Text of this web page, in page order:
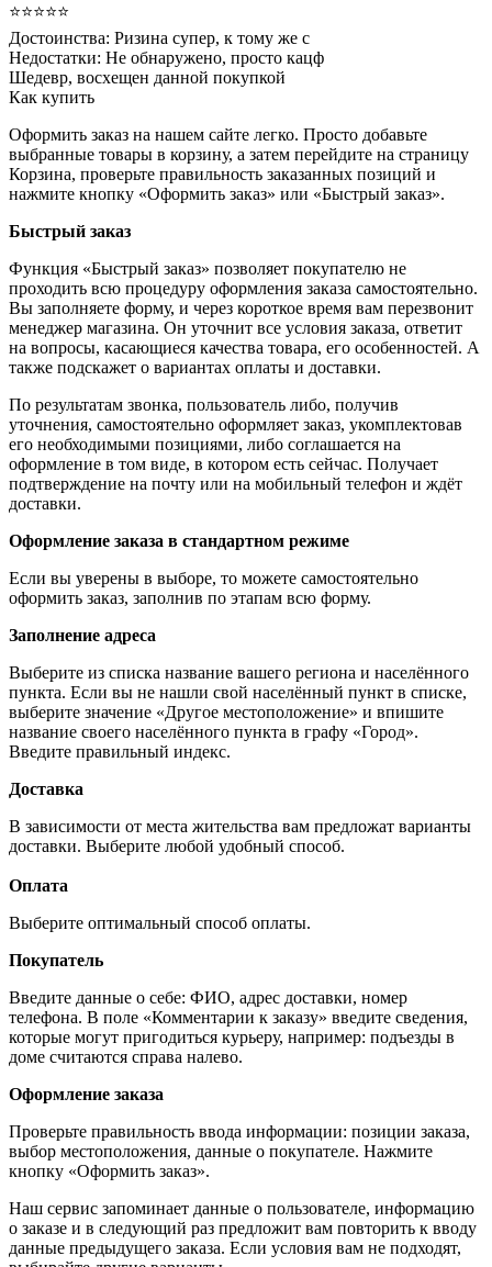
⭐⭐⭐⭐⭐
Достоинства: Ризина супер, к тому же с
Недостатки: Не обнаружено, просто кацф
Шедевр, восхещен данной покупкой
Как купить
Оформить заказ на нашем сайте легко. Просто добавьте
выбранные товары в корзину, а затем перейдите на страницу
Корзина, проверьте правильность заказанных позиций и
нажмите кнопку «Оформить заказ» или «Быстрый заказ».
Быстрый заказ
Функция «Быстрый заказ» позволяет покупателю не
проходить всю процедуру оформления заказа самостоятельно.
Вы заполняете форму, и через короткое время вам перезвонит
менеджер магазина. Он уточнит все условия заказа, ответит
на вопросы, касающиеся качества товара, его особенностей. А
также подскажет о вариантах оплаты и доставки.
По результатам звонка, пользователь либо, получив
уточнения, самостоятельно оформляет заказ, укомплектовав
его необходимыми позициями, либо соглашается на
оформление в том виде, в котором есть сейчас. Получает
подтверждение на почту или на мобильный телефон и ждёт
доставки.
Оформление заказа в стандартном режиме
Если вы уверены в выборе, то можете самостоятельно
оформить заказ, заполнив по этапам всю форму.
Заполнение адреса
Выберите из списка название вашего региона и населённого
пункта. Если вы не нашли свой населённый пункт в списке,
выберите значение «Другое местоположение» и впишите
название своего населённого пункта в графу «Город».
Введите правильный индекс.
Доставка
В зависимости от места жительства вам предложат варианты
доставки. Выберите любой удобный способ.
Оплата
Выберите оптимальный способ оплаты.
Покупатель
Введите данные о себе: ФИО, адрес доставки, номер
телефона. В поле «Комментарии к заказу» введите сведения,
которые могут пригодиться курьеру, например: подъезды в
доме считаются справа налево.
Оформление заказа
Проверьте правильность ввода информации: позиции заказа,
выбор местоположения, данные о покупателе. Нажмите
кнопку «Оформить заказ».
Наш сервис запоминает данные о пользователе, информацию
о заказе и в следующий раз предложит вам повторить к вводу
данные предыдущего заказа. Если условия вам не подходят,